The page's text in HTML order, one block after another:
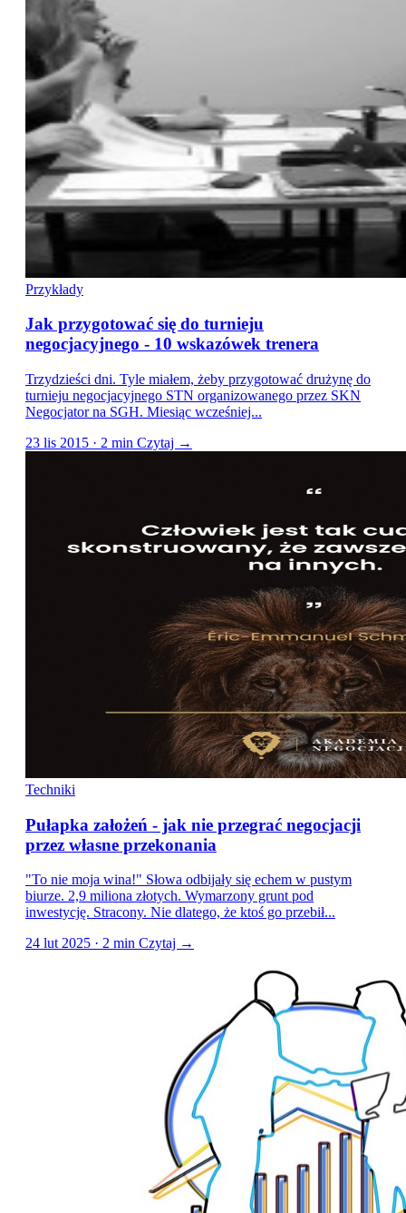
Przykłady
Jak przygotować się do turnieju
negocjacyjnego - 10 wskazówek trenera
Trzydzieści dni. Tyle miałem, żeby przygotować drużynę do
turnieju negocjacyjnego STN organizowanego przez SKN
Negocjator na SGH. Miesiąc wcześniej...
23 lis 2015 · 2 min Czytaj →
Techniki
Pułapka założeń - jak nie przegrać negocjacji
przez własne przekonania
"To nie moja wina!" Słowa odbijały się echem w pustym
biurze. 2,9 miliona złotych. Wymarzony grunt pod
inwestycję. Stracony. Nie dlatego, że ktoś go przebił...
24 lut 2025 · 2 min Czytaj →